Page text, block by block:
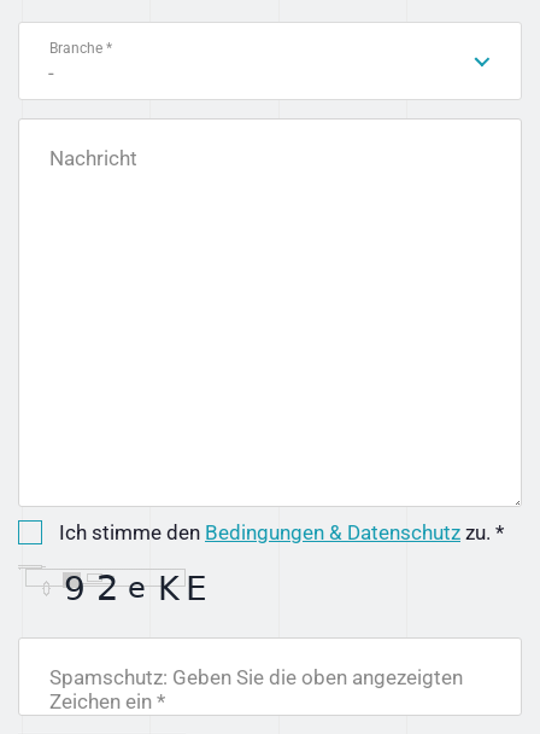
Branche *
-
Nachricht
Ich stimme den Bedingungen & Datenschutz zu. *
Spamschutz: Geben Sie die oben angezeigten
Zeichen ein *